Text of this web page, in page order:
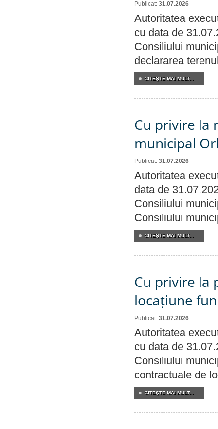
Publicat: 31.07.2026
Autoritatea
cu data de
Consiliului
declararea
CITEŞTE MAI MULT...
Cu privire la
municipal
Publicat: 31.07.2026
Autoritatea
data de
Consiliului
Consiliului
CITEŞTE MAI MULT...
Cu privire la
locațiune
Publicat: 31.07.2026
Autoritatea
cu data de
Consiliului
contractuale de
CITEŞTE MAI MULT...